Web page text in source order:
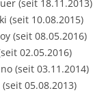
(seit 18.11.2013)
(seit 10.08.2015)
(seit 08.05.2016)
02.05.2016)
(seit 03.11.2014)
05.08.2013)